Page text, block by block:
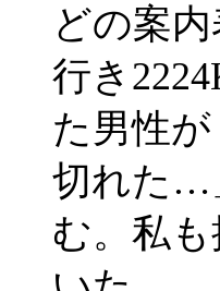
どの案
行き
た男性
切れた…
む。私